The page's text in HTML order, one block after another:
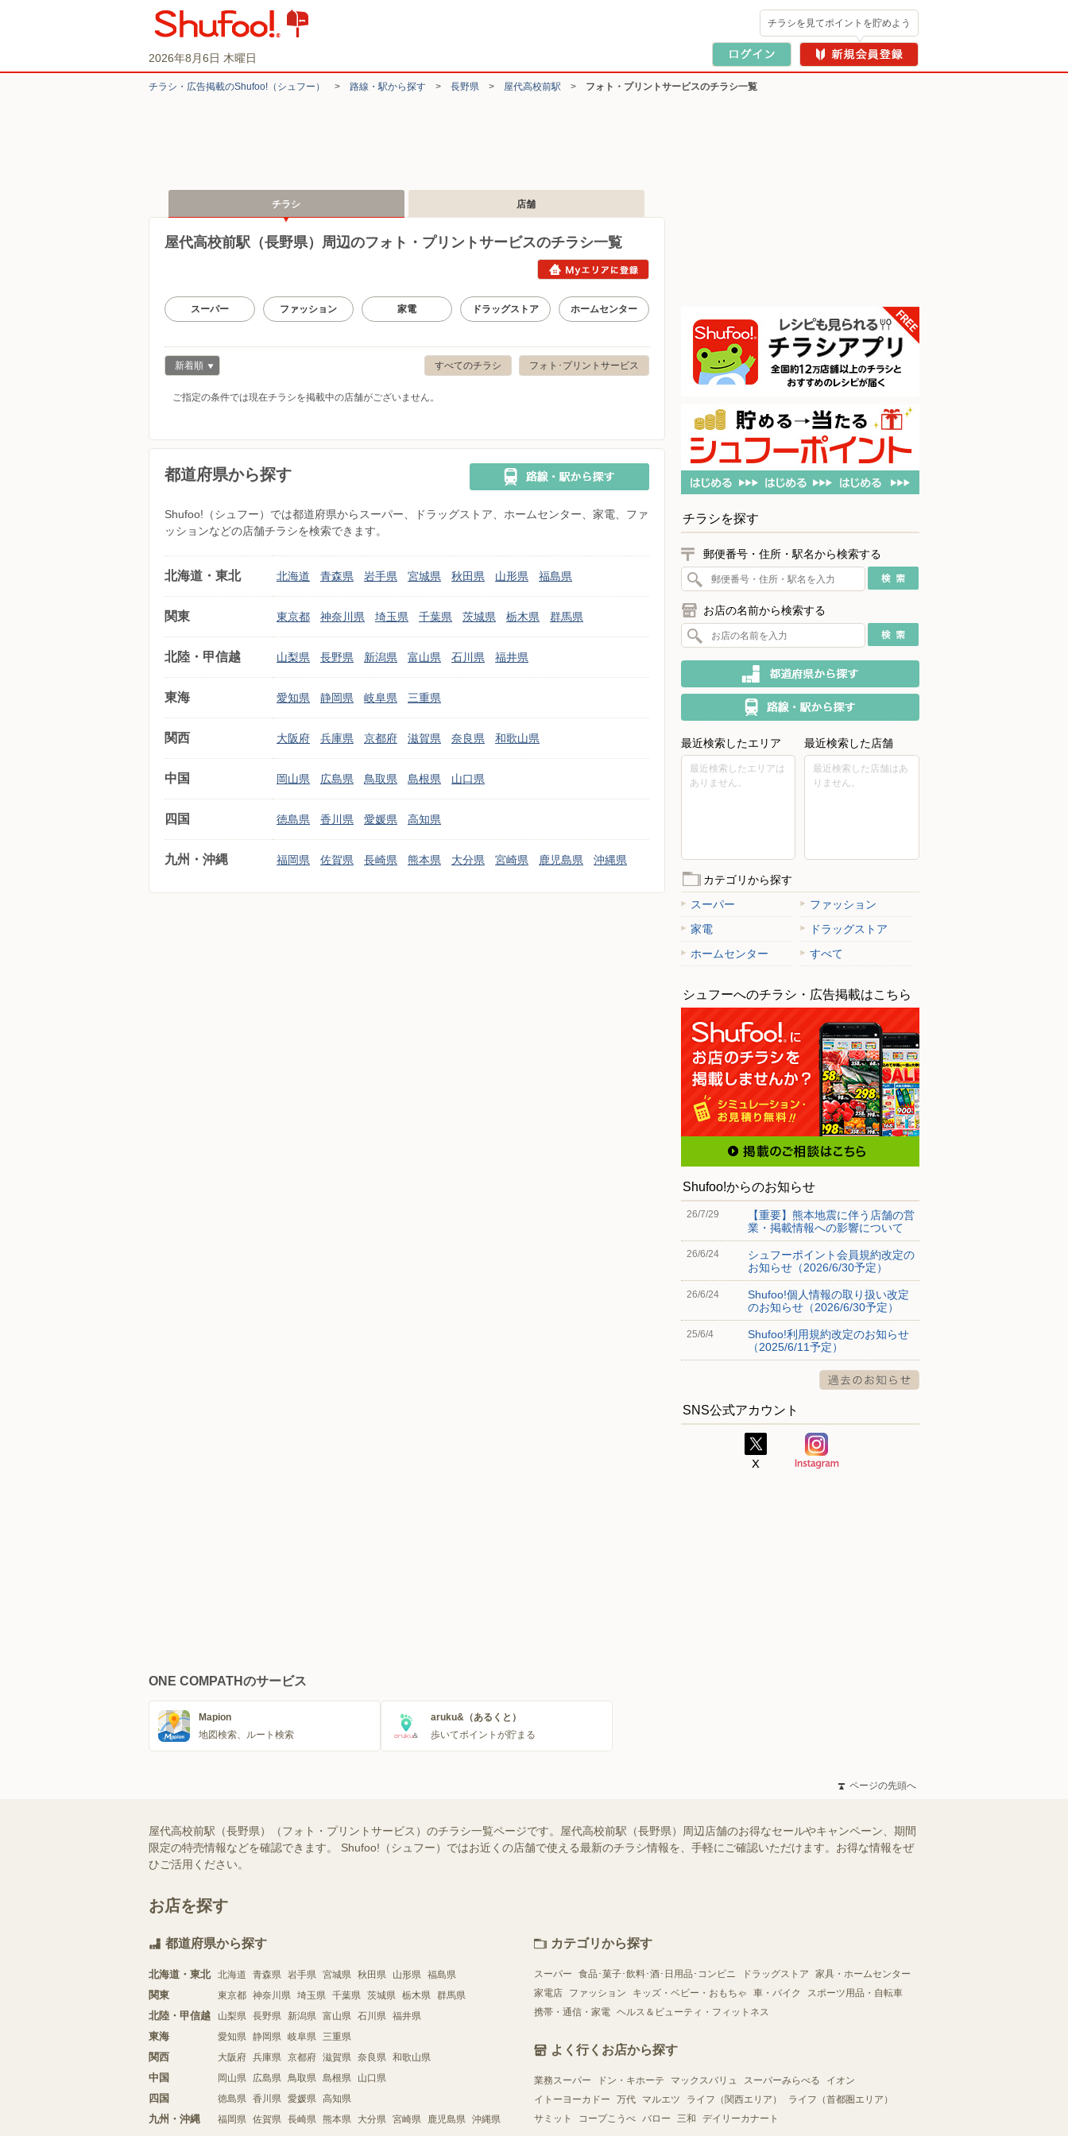
2026年8月6日 木曜日
チラシを見てポイントを貯めよう
チラシ・​広告掲載の​Shufoo!​（シュフー） > 路線・駅から探す > 長野県 > 屋代高校前駅 > フォト・プリントサービスのチラシ一覧
チラシ 店舗
屋代高校前駅（長野県）周辺のフォト・プリントサービスのチラシ一覧
スーパー ファッション 家電 ドラッグストア ホームセンター
フォト･プリントサービス
すべてのチラシ
新着順
ご指定の条件では現在チラシを掲載中の店舗がございません。
都道府県から探す
Shufoo!（シュフー）では都道府県からスーパー、ドラッグストア、ホームセンター、家電、ファ
ッションなどの店舗チラシを検索できます。
北海道・東北 北海道 青森県 岩手県 宮城県 秋田県 山形県 福島県
関東 東京都 神奈川県 埼玉県 千葉県 茨城県 栃木県 群馬県
北陸・甲信越 山梨県 長野県 新潟県 富山県 石川県 福井県
東海 愛知県 静岡県 岐阜県 三重県
関西 大阪府 兵庫県 京都府 滋賀県 奈良県 和歌山県
中国 岡山県 広島県 鳥取県 島根県 山口県
四国 徳島県 香川県 愛媛県 高知県
九州・沖縄 福岡県 佐賀県 長崎県 熊本県 大分県 宮崎県 鹿児島県 沖縄県
チラシを探す
郵便番号・住所・駅名から検索する
お店の名前から検索する
最近検索したエリア
最近検索したエリアは
ありません。
最近検索した店舗
最近検索した店舗はあ
りません。
カテゴリから探す
スーパー
ファッション
家電
ドラッグストア
ホームセンター
すべて
シュフーへのチラシ・広告掲載はこちら
Shufoo!からのお知らせ
26/7/29
【重要】熊本地震に伴う店舗の営
業・掲載情報への影響について
26/6/24
シュフーポイント会員規約改定の
お知らせ（2026/6/30予定）
26/6/24
Shufoo!個人情報の取り扱い改定
のお知らせ（2026/6/30予定）
25/6/4
Shufoo!利用規約改定のお知らせ
（2025/6/11予定）
SNS公式アカウント
ONE COMPATHのサービス
Mapion
地図検索、ルート検索
aruku&（あるくと）
歩いてポイントが貯まる
ページの先頭へ
屋代高校前駅（長野県）（フォト・プリントサービス）のチラシ一覧ページです。屋代高校前駅（長野県）周辺店舗のお得なセールやキャンペーン、期間
限定の特売情報などを確認できます。 Shufoo!（シュフー）ではお近くの店舗で使える最新のチラシ情報を、手軽にご確認いただけます。お得な情報をぜ
ひご活用ください。
お店を探す
都道府県から探す
北海道・東北 北海道 青森県 岩手県 宮城県 秋田県 山形県 福島県
関東 東京都 神奈川県 埼玉県 千葉県 茨城県 栃木県 群馬県
北陸・甲信越 山梨県 長野県 新潟県 富山県 石川県 福井県
東海 愛知県 静岡県 岐阜県 三重県
関西 大阪府 兵庫県 京都府 滋賀県 奈良県 和歌山県
中国 岡山県 広島県 鳥取県 島根県 山口県
四国 徳島県 香川県 愛媛県 高知県
九州・沖縄 福岡県 佐賀県 長崎県 熊本県 大分県 宮崎県 鹿児島県 沖縄県
カテゴリから探す
スーパー 食品･菓子･飲料･酒･日用品･コンビニ ドラッグストア
家具・ホームセンター
家電店
ファッション キッズ・ベビー・おもちゃ 車・バイク
スポーツ用品・自転車
携帯・通信・家電 ヘルス＆ビューティ・フィットネス
よく行くお店から探す
業務スーパー ドン・キホーテ マックスバリュ スーパーみらべる
イオン
イトーヨーカドー
万代 マルエツ ライフ（関西エリア）
ライフ（首都圏エリア）
サミット
コープこうべ バロー 三和 デイリーカナート